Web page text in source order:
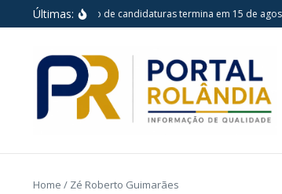
Ir para o conteúdo
Últimas:
Prazo para registro de candidaturas termina em 15 de agosto
Home / Zé Roberto Guimarães